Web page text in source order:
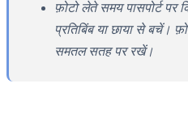
फ़ोटो लेते समय पासपोर्ट पर
प्रतिबिंब या छाया से बचें।
समतल सतह पर रखें।